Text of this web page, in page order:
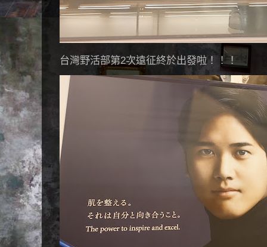
台灣野活部第2次遠征終於出發啦！！！